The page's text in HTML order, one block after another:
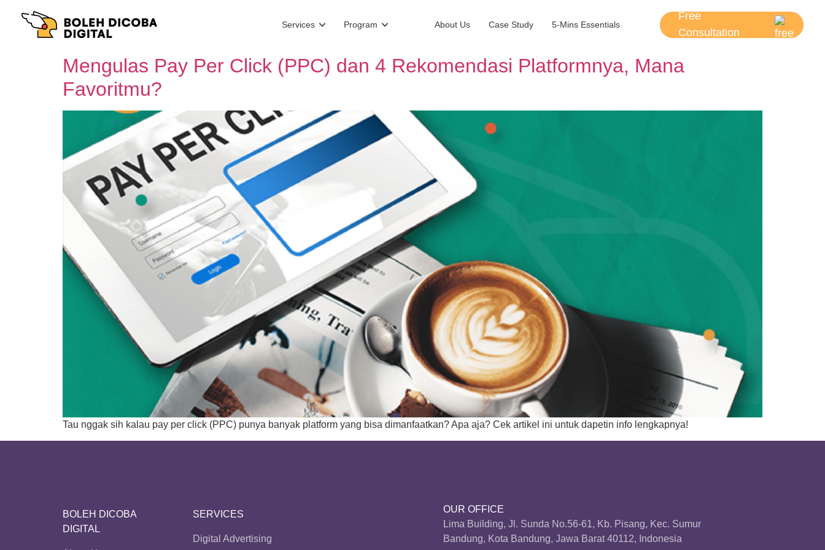
Services Program About Us Case Study 5-Mins Essentials
Free
Consultation
Mengulas Pay Per Click (PPC) dan 4 Rekomendasi Platformnya, Mana
Favoritmu?
Tau nggak sih kalau pay per click (PPC) punya banyak platform yang bisa dimanfaatkan? Apa aja? Cek artikel ini untuk dapetin info lengkapnya!
BOLEH DICOBA
DIGITAL
SERVICES
Digital Advertising
OUR OFFICE
Lima Building, Jl. Sunda No.56-61, Kb. Pisang, Kec. Sumur
Bandung, Kota Bandung, Jawa Barat 40112, Indonesia